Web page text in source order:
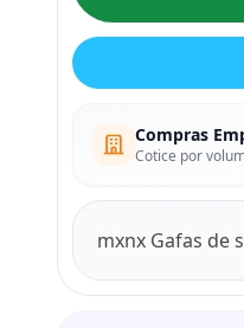
Compras
Cotice por
mxnx Gafas de